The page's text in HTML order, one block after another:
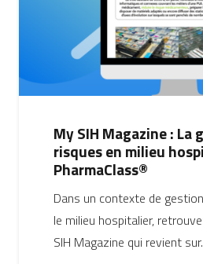
My SIH Magazine : La
risques en milieu
PharmaClass®
Dans un contexte de
le milieu hospitalier,
SIH Magazine qui revient